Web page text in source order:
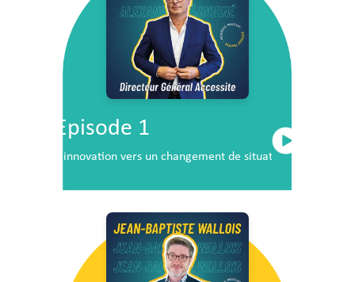
Episode 1
L’innovation vers un changement de situation